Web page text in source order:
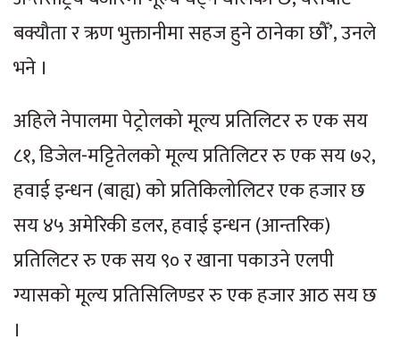
बक्यौता र ऋण भुक्तानीमा सहज हुने ठानेका छौँ’, उनले
भने ।
अहिले नेपालमा पेट्रोलको मूल्य प्रतिलिटर रु एक सय
८१, डिजेल-मट्टितेलको मूल्य प्रतिलिटर रु एक सय ७२,
हवाई इन्धन (बाह्य) को प्रतिकिलोलिटर एक हजार छ
सय ४५ अमेरिकी डलर, हवाई इन्धन (आन्तरिक)
प्रतिलिटर रु एक सय ९० र खाना पकाउने एलपी
ग्यासको मूल्य प्रतिसिलिण्डर रु एक हजार आठ सय छ
।